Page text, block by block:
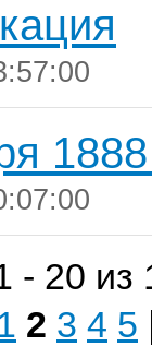
- 20 из
2 3 4 5